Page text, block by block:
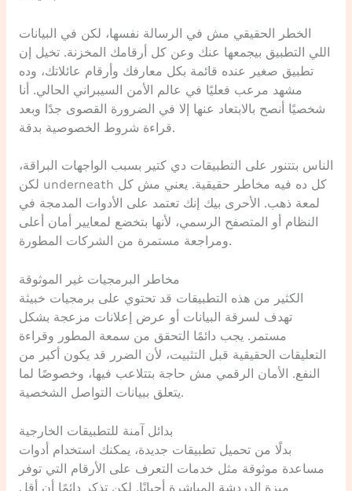
الخطر الحقيقي مش في الرسالة نفسها، لكن في البيانات
اللي التطبيق بيجمعها عنك وعن كل أرقامك المخزنة. تخيل إن
تطبيق صغير عنده قائمة بكل معارفك وأرقام عائلاتك، وده
مشهد مرعب فعليًا في عالم الأمن السيبراني الحالي. أنا
شخصيًا أنصح بالابتعاد عنها إلا في الضرورة القصوى جدًا وبعد
قراءة شروط الخصوصية بدقة.
الناس بتتنور على التطبيقات دي كتير بسبب الواجهات البراقة،
لكن underneath كل ده فيه مخاطر حقيقية. يعني مش كل
لمعة ذهب. الأحرى بيك إنك تعتمد على الأدوات المدمجة في
النظام أو المتصفح الرسمي، لأنها بتخضع لمعايير أمان أعلى
ومراجعة مستمرة من الشركات المطورة.
مخاطر البرمجيات غير الموثوقة
الكثير من هذه التطبيقات قد تحتوي على برمجيات خبيثة
تهدف لسرقة البيانات أو عرض إعلانات مزعجة بشكل
مستمر. يجب دائمًا التحقق من سمعة المطور وقراءة
التعليقات الحقيقية قبل التثبيت، لأن الضرر قد يكون أكبر من
النفع. الأمان الرقمي مش حاجة بتتلاعب فيها، وخصوصًا لما
يتعلق ببيانات التواصل الشخصية.
بدائل آمنة للتطبيقات الخارجية
بدلًا من تحميل تطبيقات جديدة، يمكنك استخدام أدوات
مساعدة موثوقة مثل خدمات التعرف على الأرقام التي توفر
ميزة الدردشة المباشرة أحيانًا. لكن تذكر دائمًا أن أقل